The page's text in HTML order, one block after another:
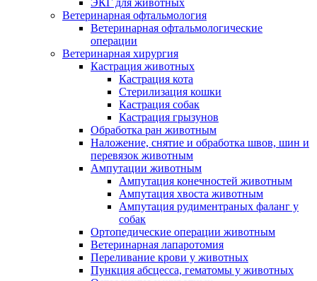
ЭКГ для животных
Ветеринарная офтальмология
Ветеринарная офтальмологические
операции
Ветеринарная хирургия
Кастрация животных
Кастрация кота
Стерилизация кошки
Кастрация собак
Кастрация грызунов
Обработка ран животным
Наложение, снятие и обработка швов, шин и
перевязок животным
Ампутации животным
Ампутация конечностей животным
Ампутация хвоста животным
Ампутация рудиментраных фаланг у
собак
Ортопедические операции животным
Ветеринарная лапаротомия
Переливание крови у животных
Пункция абсцесса, гематомы у животных